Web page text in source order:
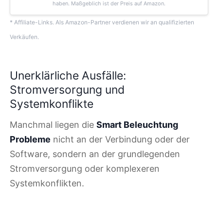
haben. Maßgeblich ist der Preis auf Amazon.
* Affiliate-Links. Als Amazon-Partner verdienen wir an qualifizierten
Verkäufen.
Unerklärliche Ausfälle:
Stromversorgung und
Systemkonflikte
Manchmal liegen die Smart Beleuchtung
Probleme nicht an der Verbindung oder der
Software, sondern an der grundlegenden
Stromversorgung oder komplexeren
Systemkonflikten.